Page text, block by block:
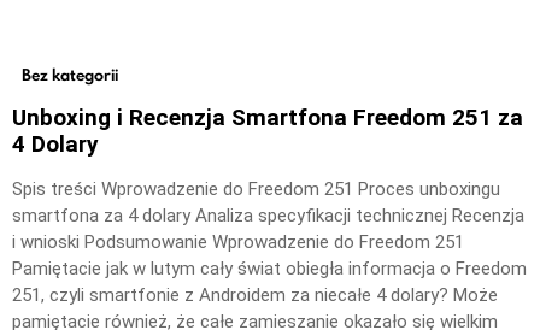
Bez kategorii
Unboxing i Recenzja Smartfona Freedom 251 za
4 Dolary
Spis treści Wprowadzenie do Freedom 251 Proces unboxingu
smartfona za 4 dolary Analiza specyfikacji technicznej Recenzja
i wnioski Podsumowanie Wprowadzenie do Freedom 251
Pamiętacie jak w lutym cały świat obiegła informacja o Freedom
251, czyli smartfonie z Androidem za niecałe 4 dolary? Może
pamiętacie również, że całe zamieszanie okazało się wielkim